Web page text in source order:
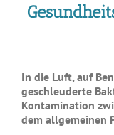
In die Luft, auf
geschleuderte
Kontamination
dem allgemeinen